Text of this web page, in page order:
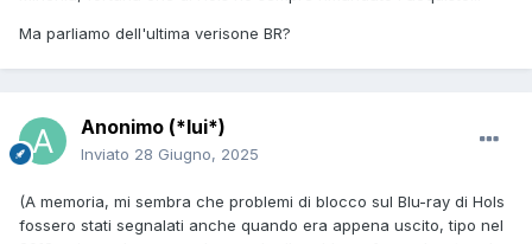
Ma parliamo dell'ultima verisone BR?
Anonimo (*lui*)
Inviato 28 Giugno, 2025
(A memoria, mi sembra che problemi di blocco sul Blu-ray di Hols
fossero stati segnalati anche quando era appena uscito, tipo nel